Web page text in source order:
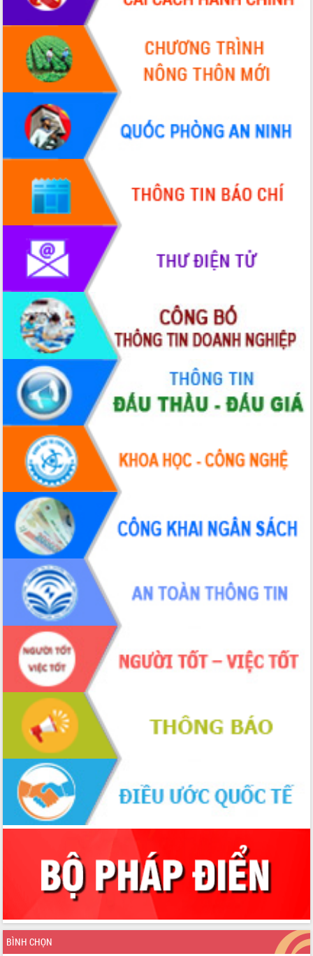
Định vị cà phê Việt Nam như một “di
sản sống” trong dòng chảy toàn cầu
Xây dựng nông thôn mới: Nâng cao đời
sống người dân từ những mô hình thiết
Quyết liệt tháo gỡ vướng mắc, đẩy
nhanh tiến độ các dự án trọng điểm
trong Khu kinh tế Nam Phú Yên
Hòn Yến phát triển du lịch gắn với bảo
tồn biển
Lấy ý kiến điều chỉnh Quy hoạch tỉnh
Đắk Lắk thời kỳ 2021-2030, tầm nhìn
đến năm 2050
Phát động chiến dịch 30 ngày đêm
giải phóng mặt bằng Tuyến đường bộ
ven biển
Đắk Lắk nỗ lực thúc đẩy tăng trưởng
kinh tế từ 10% trở lên trong Quý
II/2026
Đắk Lắk ký kết thỏa thuận hợp tác về
chuyển đổi số giai đoạn 2026 – 2030
với Tập đoàn Bưu chính Viễn thông
Việt Nam
Thứ trưởng Bộ Y tế làm việc với tỉnh
Đắk Lắk về phát triển nhân lực y tế
cho trạm y tế cấp xã
Du lịch Đắk Lắk nâng tầm trải nghiệm
du khách thông qua Hệ thống cơ sở dữ
liệu và Bản đồ số
Tập huấn ứng dụng trí tuệ nhân tạo (AI)
trong thương mại điện tử năm 2026
Đoàn đại biểu Quốc hội tỉnh Đắk Lắk
trao đổi thông tin trước Kỳ họp thứ
nhất, Quốc hội khóa XVI
Quyết liệt cải cách hành chính, khơi
thông nguồn lực phát triển
Nâng cao hiệu lực, hiệu quả HĐND
tỉnh thông qua hiện đại hóa hành chính
Xã Ea Phê gắn cải cách hành chính với
chuyển đổi số
Phó Chủ tịch Thường trực UBND tỉnh
Hồ Thị Nguyên Thảo làm việc tại Trung
tâm Phục vụ hành chính công xã Ea
Phê
Xây dựng nền hành chính số đồng
hành cùng nông dân dân, doanh nghiệp
Giai đoạn 2026-2030, Đắk Lắk phấn
đấu có 77% xã đạt chuẩn nông thôn
Chuyển đổi số 'mở đường' cho nông
nghiệp Đắk Lắk tăng trưởng bứt phá
Triển khai đồng bộ đo đạc, lập hồ sơ
địa chính, hoàn thiện cơ sở dữ liệu đất
đai
trong hành trình chuyển đổi số tại Đắk
Đắk Lắk nâng cao hiệu quả công tác
Đảng từ Sổ tay đảng viên điện tử
Đắk Lắk đẩy mạnh nuôi biển công
nghệ, hướng tới phát triển thủy sản
bền vững
BÌNH CHỌN